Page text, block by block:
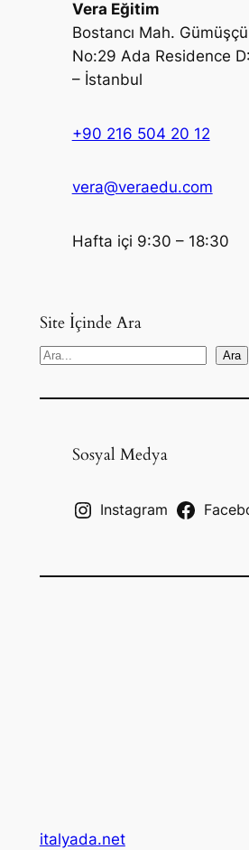
Vera Eğitim
Bostancı Mah.
No:29 Ada Residence
– İstanbul
+90 216 504 20 12
vera@veraedu.com
Hafta içi 9:30 – 18:30
Site İçinde Ara
S
a
Ara
Sosyal Medya
Instagram
italyada.net